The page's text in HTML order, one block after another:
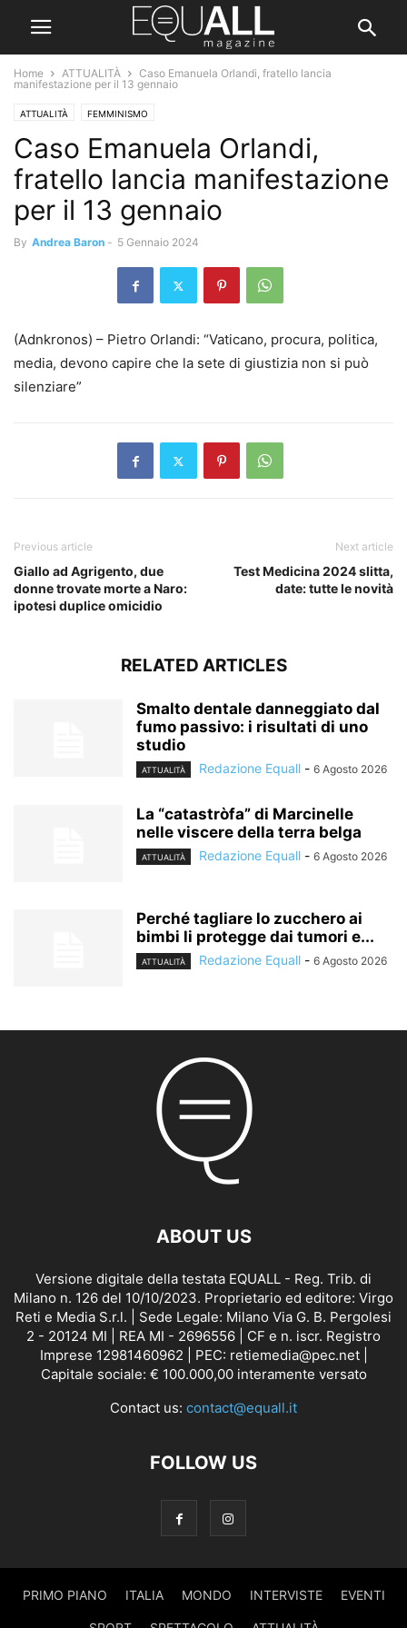
Home ATTUALITÀ
Caso Emanuela Orlandi, fratello lancia
manifestazione per il 13 gennaio
ATTUALITÀ FEMMINISMO
Caso Emanuela Orlandi,
fratello lancia manifestazione
per il 13 gennaio
By Andrea Baron - 5 Gennaio 2024
(Adnkronos) – Pietro Orlandi: “Vaticano, procura, politica,
media, devono capire che la sete di giustizia non si può
silenziare”
Previous article
Giallo ad Agrigento, due
donne trovate morte a Naro:
ipotesi duplice omicidio
Next article
Test Medicina 2024 slitta,
date: tutte le novità
RELATED ARTICLES
Smalto dentale danneggiato dal
fumo passivo: i risultati di uno
studio
ATTUALITÀ Redazione Equall - 6 Agosto 2026
La “catastròfa” di Marcinelle
nelle viscere della terra belga
ATTUALITÀ Redazione Equall - 6 Agosto 2026
Perché tagliare lo zucchero ai
bimbi li protegge dai tumori e...
ATTUALITÀ Redazione Equall - 6 Agosto 2026
ABOUT US
Versione digitale della testata EQUALL - Reg. Trib. di
Milano n. 126 del 10/10/2023. Proprietario ed editore: Virgo
Reti e Media S.r.l. | Sede Legale: Milano Via G. B. Pergolesi
2 - 20124 MI | REA MI - 2696556 | CF e n. iscr. Registro
Imprese 12981460962 | PEC: retiemedia@pec.net |
Capitale sociale: € 100.000,00 interamente versato
Contact us: contact@equall.it
FOLLOW US
PRIMO PIANO ITALIA MONDO INTERVISTE EVENTI